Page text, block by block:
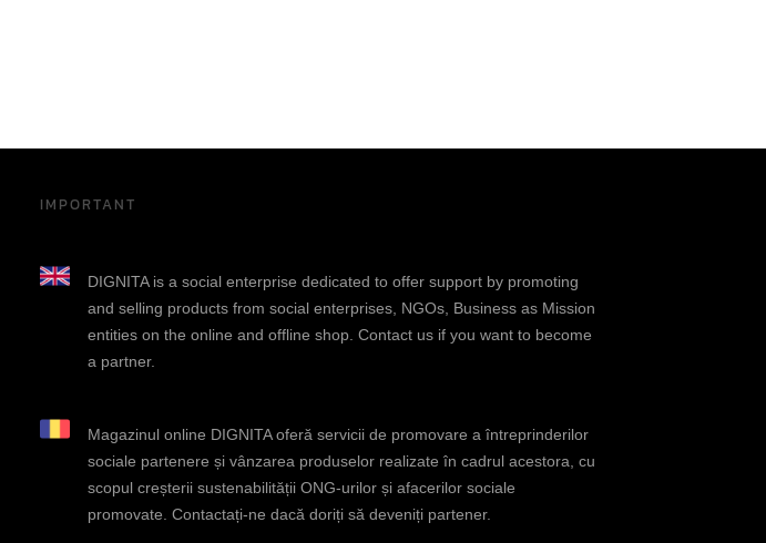
IMPORTANT
DIGNITA is a social enterprise dedicated to offer support by promoting
and selling products from social enterprises, NGOs, Business as Mission
entities on the online and offline shop. Contact us if you want to become
a partner.
Magazinul online DIGNITA oferă servicii de promovare a întreprinderilor
sociale partenere și vânzarea produselor realizate în cadrul acestora, cu
scopul creșterii sustenabilității ONG-urilor și afacerilor sociale
promovate. Contactați-ne dacă doriți să deveniți partener.